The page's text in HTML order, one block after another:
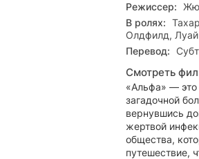
Режиссер:
В ролях:
Олдфилд,
Перевод:
Смотреть
«Альфа» —
загадочной
вернувшись
жертвой
общества,
путешествие,